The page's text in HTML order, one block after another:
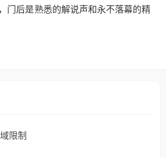
门后是熟悉的解说声和永不落幕的精
限制